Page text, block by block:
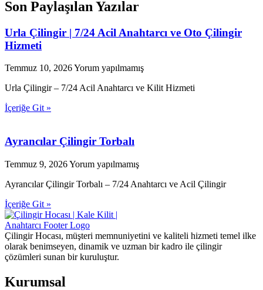
Son Paylaşılan Yazılar
Urla Çilingir | 7/24 Acil Anahtarcı ve Oto Çilingir
Hizmeti
Temmuz 10, 2026Yorum yapılmamış
Urla Çilingir – 7/24 Acil Anahtarcı ve Kilit Hizmeti
İçeriğe Git »
Ayrancılar Çilingir Torbalı
Temmuz 9, 2026Yorum yapılmamış
Ayrancılar Çilingir Torbalı – 7/24 Anahtarcı ve Acil Çilingir
İçeriğe Git »
Çilingir Hocası, müşteri memnuniyetini ve kaliteli hizmeti temel ilke
olarak benimseyen, dinamik ve uzman bir kadro ile çilingir
çözümleri sunan bir kuruluştur.
Kurumsal